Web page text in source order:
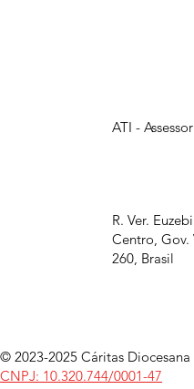
© 2023-2025 Cáritas
CNPJ: 10.320.744/0001-47
ATI -
R. Ver.
Centro, Gov.
260, Brasil